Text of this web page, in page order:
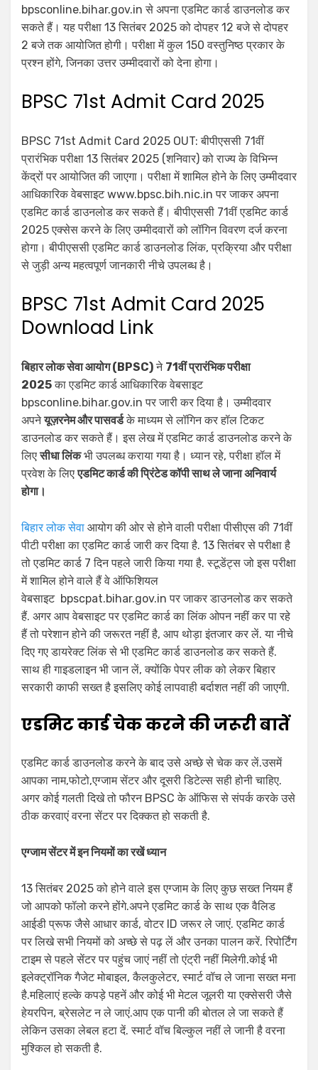
bpsconline.bihar.gov.in से अपना एडमिट कार्ड डाउनलोड कर
सकते हैं। यह परीक्षा 13 सितंबर 2025 को दोपहर 12 बजे से दोपहर
2 बजे तक आयोजित होगी। परीक्षा में कुल 150 वस्तुनिष्ठ प्रकार के
प्रश्न होंगे, जिनका उत्तर उम्मीदवारों को देना होगा।
BPSC 71st Admit Card 2025
BPSC 71st Admit Card 2025 OUT: बीपीएससी 71वीं
प्रारंभिक परीक्षा 13 सितंबर 2025 (शनिवार) को राज्य के विभिन्न
केंद्रों पर आयोजित की जाएगा। परीक्षा में शामिल होने के लिए उम्मीदवार
आधिकारिक वेबसाइट www.bpsc.bih.nic.in पर जाकर अपना
एडमिट कार्ड डाउनलोड कर सकते हैं। बीपीएससी 71वीं एडमिट कार्ड
2025 एक्सेस करने के लिए उम्मीदवारों को लॉगिन विवरण दर्ज करना
होगा। बीपीएससी एडमिट कार्ड डाउनलोड लिंक, प्रक्रिया और परीक्षा
से जुड़ी अन्य महत्वपूर्ण जानकारी नीचे उपलब्ध है।
BPSC 71st Admit Card 2025
Download Link
बिहार लोक सेवा आयोग (BPSC)ने 71वीं प्रारंभिक परीक्षा
2025का एडमिट कार्ड आधिकारिक वेबसाइट
bpsconline.bihar.gov.in पर जारी कर दिया है। उम्मीदवार
अपनेयूज़रनेम और पासवर्डके माध्यम से लॉगिन कर हॉल टिकट
डाउनलोड कर सकते हैं। इस लेख में एडमिट कार्ड डाउनलोड करने के
लिएसीधा लिंकभी उपलब्ध कराया गया है। ध्यान रहे, परीक्षा हॉल में
प्रवेश के लिएएडमिट कार्ड की प्रिंटेड कॉपी साथ ले जाना अनिवार्य
होगा।
बिहार लोक सेवा आयोग की ओर से होने वाली परीक्षा पीसीएस की 71वीं
पीटी परीक्षा का एडमिट कार्ड जारी कर दिया है. 13 सितंबर से परीक्षा है
तो एडमिट कार्ड 7 दिन पहले जारी किया गया है. स्टूडेंट्स जो इस परीक्षा
में शामिल होने वाले हैं वे ऑफिशियल
वेबसाइट bpscpat.bihar.gov.in पर जाकर डाउनलोड कर सकते
हैं. अगर आप वेबसाइट पर एडमिट कार्ड का लिंक ओपन नहीं कर पा रहे
हैं तो परेशान होने की जरूरत नहीं है, आप थोड़ा इंतजार कर लें. या नीचे
दिए गए डायरेक्ट लिंक से भी एडमिट कार्ड डाउनलोड कर सकते हैं.
साथ ही गाइडलाइन भी जान लें, क्योंकि पेपर लीक को लेकर बिहार
सरकारी काफी सख्त है इसलिए कोई लापवाही बर्दाशत नहीं की जाएगी.
एडमिट कार्ड चेक करने की जरूरी बातें
एडमिट कार्ड डाउनलोड करने के बाद उसे अच्छे से चेक कर लें.उसमें
आपका नाम,फोटो,एग्जाम सेंटर और दूसरी डिटेल्स सही होनी चाहिए.
अगर कोई गलती दिखे तो फौरन BPSC के ऑफिस से संपर्क करके उसे
ठीक करवाएं वरना सेंटर पर दिक्कत हो सकती है.
एग्जाम सेंटर में इन नियमों का रखें ध्यान
13 सितंबर 2025 को होने वाले इस एग्जाम के लिए कुछ सख्त नियम हैं
जो आपको फॉलो करने होंगे.अपने एडमिट कार्ड के साथ एक वैलिड
आईडी प्रूफ जैसे आधार कार्ड, वोटर ID जरूर ले जाएं. एडमिट कार्ड
पर लिखे सभी नियमों को अच्छे से पढ़ लें और उनका पालन करें. रिपोर्टिंग
टाइम से पहले सेंटर पर पहुंच जाएं नहीं तो एंट्री नहीं मिलेगी.कोई भी
इलेक्ट्रॉनिक गैजेट मोबाइल, कैलकुलेटर, स्मार्ट वॉच ले जाना सख्त मना
है.महिलाएं हल्के कपड़े पहनें और कोई भी मेटल जूलरी या एक्सेसरी जैसे
हेयरपिन, ब्रेसलेट न ले जाएं.आप एक पानी की बोतल ले जा सकते हैं
लेकिन उसका लेबल हटा दें. स्मार्ट वॉच बिल्कुल नहीं ले जानी है वरना
मुश्किल हो सकती है.